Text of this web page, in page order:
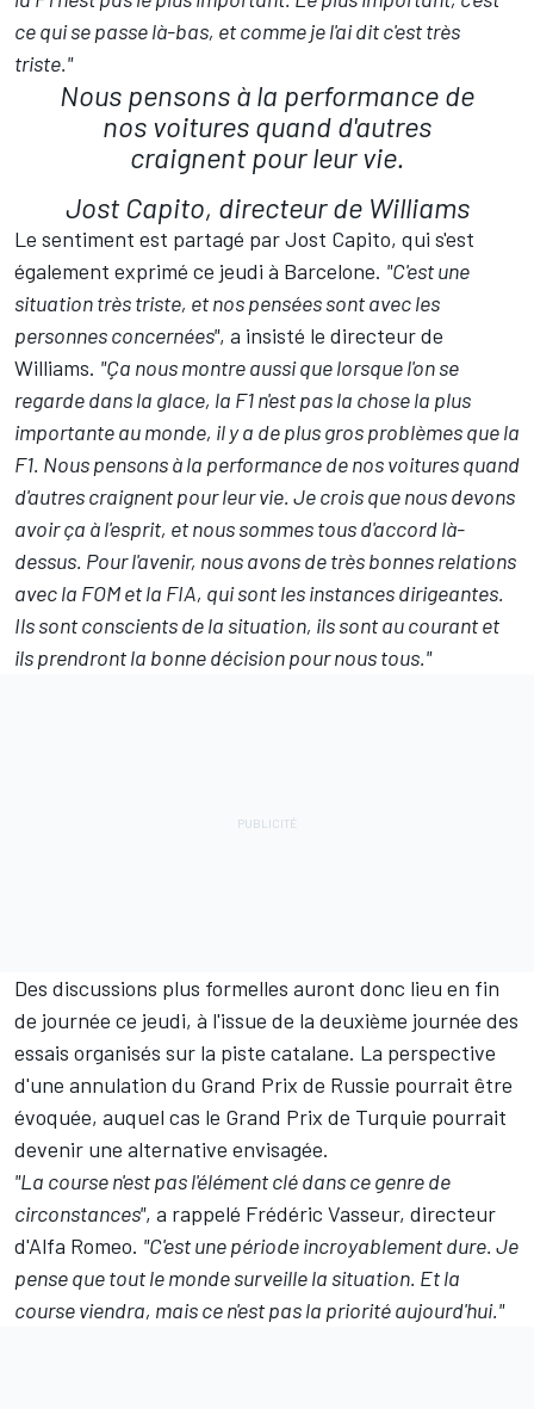
ce qui se passe là-bas, et comme je l'ai dit c'est très
triste."
Nous pensons à la performance de
nos voitures quand d'autres
craignent pour leur vie.
Jost Capito, directeur de Williams
Le sentiment est partagé par Jost Capito, qui s'est
également exprimé ce jeudi à Barcelone. "C'est une
situation très triste, et nos pensées sont avec les
personnes concernées", a insisté le directeur de
Williams. "Ça nous montre aussi que lorsque l'on se
regarde dans la glace, la F1 n'est pas la chose la plus
importante au monde, il y a de plus gros problèmes que la
F1. Nous pensons à la performance de nos voitures quand
d'autres craignent pour leur vie. Je crois que nous devons
avoir ça à l'esprit, et nous sommes tous d'accord là-
dessus. Pour l'avenir, nous avons de très bonnes relations
avec la FOM et la FIA, qui sont les instances dirigeantes.
Ils sont conscients de la situation, ils sont au courant et
ils prendront la bonne décision pour nous tous."
Des discussions plus formelles auront donc lieu en fin
de journée ce jeudi, à l'issue de la deuxième journée des
essais organisés sur la piste catalane. La perspective
d'une annulation du Grand Prix de Russie pourrait être
évoquée, auquel cas le Grand Prix de Turquie pourrait
devenir une alternative envisagée.
"La course n'est pas l'élément clé dans ce genre de
circonstances", a rappelé Frédéric Vasseur, directeur
d'Alfa Romeo. "C'est une période incroyablement dure. Je
pense que tout le monde surveille la situation. Et la
course viendra, mais ce n'est pas la priorité aujourd'hui."